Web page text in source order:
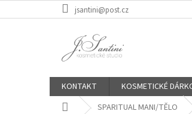
na
jsantini@post.cz
KONTAKT KOSMETICKÉ
Domů SPARITUAL MANI/TĚLO